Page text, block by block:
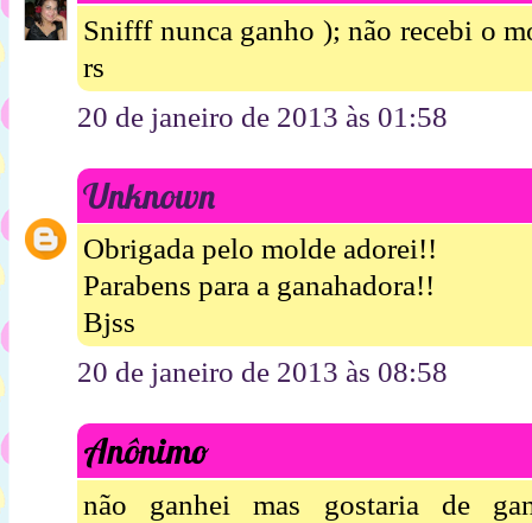
Snifff nunca ganho ); não recebi o
rs
20 de janeiro de 2013 às 01:58
Unknown
Obrigada pelo molde adorei!!
Parabens para a ganahadora!!
Bjss
20 de janeiro de 2013 às 08:58
Anônimo
não ganhei mas gostaria de